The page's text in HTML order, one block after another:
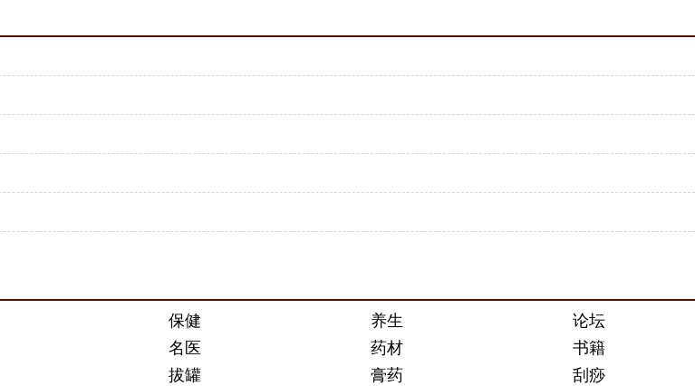
保健 养生
论坛
名医 药材
书籍
拔罐 膏药
刮痧